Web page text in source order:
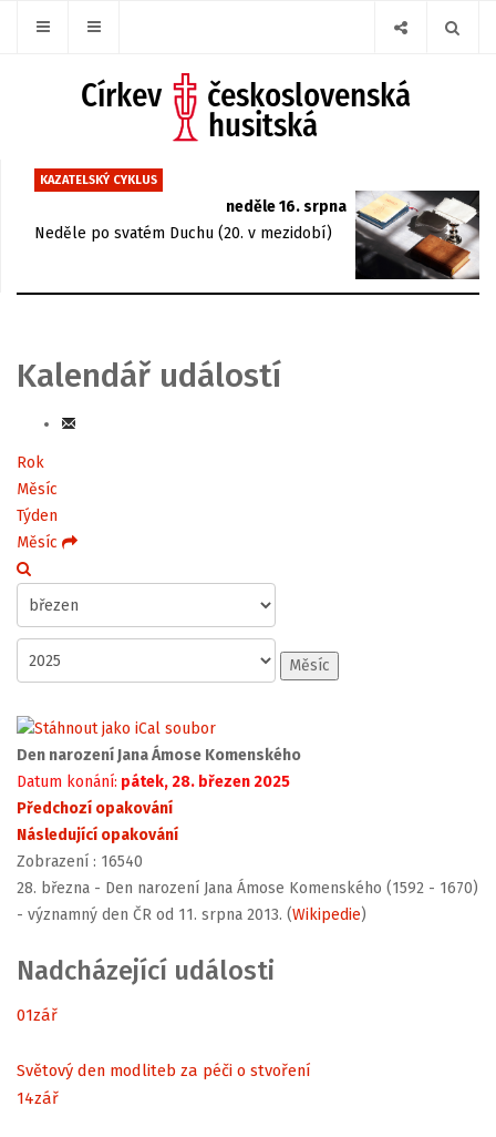
KAZATELSKÝ CYKLUS
neděle 16. srpna
Neděle po svatém Duchu (20. v mezidobí)
Kalendář událostí
Rok
Měsíc
Týden
Měsíc
Měsíc
Den narození Jana Ámose Komenského
Datum konání: pátek, 28. březen 2025
Předchozí opakování
Následující opakování
Zobrazení : 16540
28. března - Den narození Jana Ámose Komenského (1592 - 1670)
- významný den ČR od 11. srpna 2013. (Wikipedie)
Nadcházející události
01zář
Světový den modliteb za péči o stvoření
14zář